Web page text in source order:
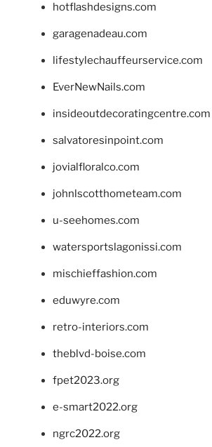
hotflashdesigns.com
garagenadeau.com
lifestylechauffeurservice.com
EverNewNails.com
insideoutdecoratingcentre.com
salvatoresinpoint.com
jovialfloralco.com
johnlscotthometeam.com
u-seehomes.com
watersportslagonissi.com
mischieffashion.com
eduwyre.com
retro-interiors.com
theblvd-boise.com
fpet2023.org
e-smart2022.org
ngrc2022.org